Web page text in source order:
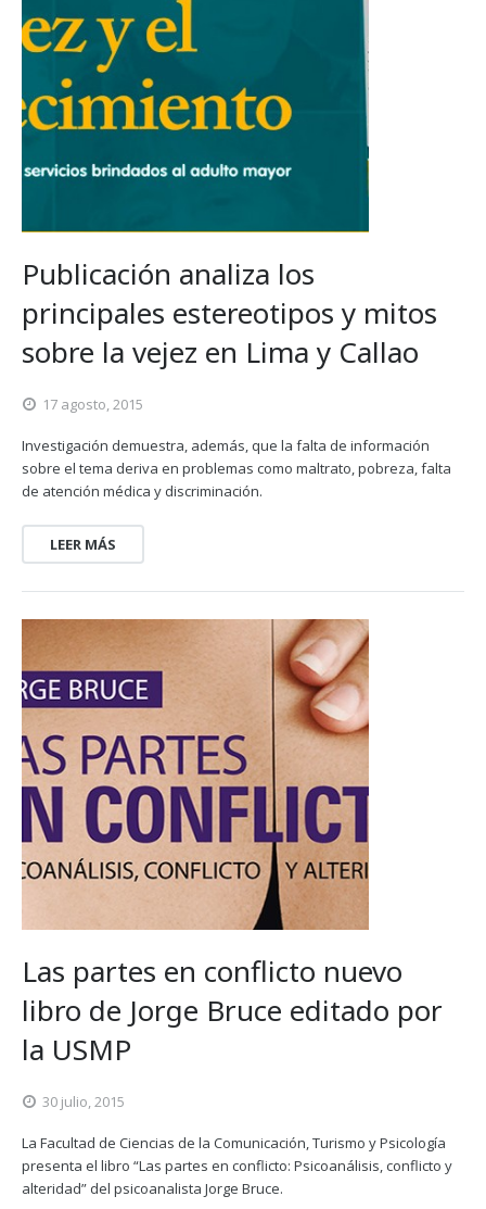
Publicación analiza los
principales estereotipos y mitos
sobre la vejez en Lima y Callao
17 agosto, 2015
Investigación demuestra, además, que la falta de información
sobre el tema deriva en problemas como maltrato, pobreza, falta
de atención médica y discriminación.
LEER MÁS
Las partes en conflicto nuevo
libro de Jorge Bruce editado por
la USMP
30 julio, 2015
La Facultad de Ciencias de la Comunicación, Turismo y Psicología
presenta el libro “Las partes en conflicto: Psicoanálisis, conflicto y
alteridad” del psicoanalista Jorge Bruce.